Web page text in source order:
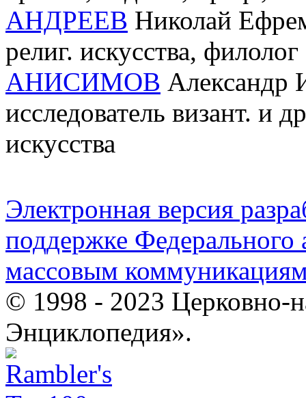
АНДРЕЕВ Николай
религ. искусства, филолог
АНИСИМОВ Александр
исследователь визант. и
искусства
Электронная версия
поддержке Федерального
массовым
© 1998 - 2023 Церковно-
Энциклопедия».